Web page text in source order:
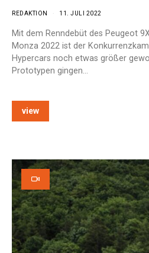
REDAKTION 11. JULI 2022
Mit dem Renndebüt des Peugeot
Monza 2022 ist der
Hypercars noch etwas größer
Prototypen gingen…
view